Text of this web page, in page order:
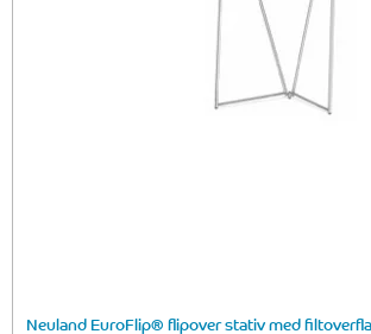
Neuland EuroFlip® flipover stativ med